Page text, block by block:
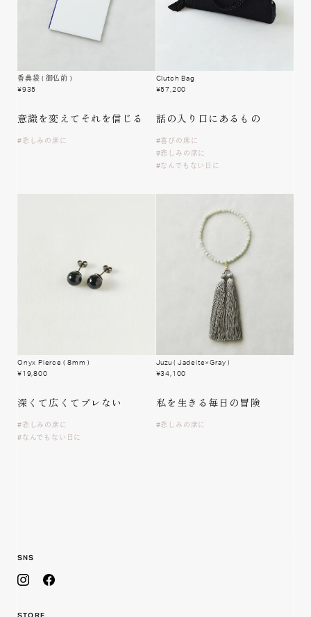
香典袋 ( 御仏前 )
¥935
意識を変えて それを信じる
悲しみの席に
Clutch Bag
¥57,200
話の入り口に あるもの
喜びの席に
悲しみの席に
なんでもない日に
Onyx Pierce ( 8mm )
¥ 19,800
深くて広くてブレない
悲しみの席に
なんでもない日に
Juzu ( Jadeite×Gray )
¥34,100
私を生きる毎日の冒険
悲しみの席に
SNS